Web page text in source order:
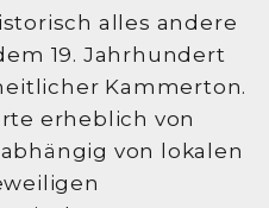
alles andere
19. Jahrhundert
Kammerton.
erheblich von
von lokalen